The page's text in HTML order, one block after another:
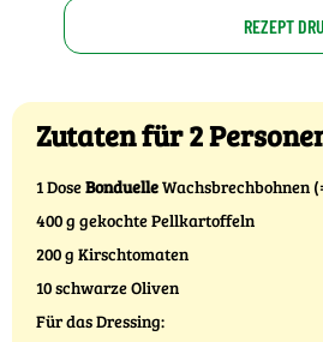
REZEPT
Zutaten für 2
1 DoseBonduelleWachsbrechbohnen
400 g gekochte Pellkartoffeln
200 g Kirschtomaten
10 schwarze Oliven
Für das Dressing: